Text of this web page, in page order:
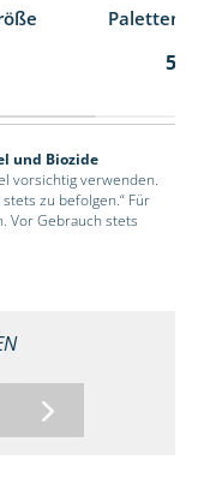
55
und Biozide
vorsichtig verwenden.
zu befolgen.“ Für
Vor Gebrauch stets